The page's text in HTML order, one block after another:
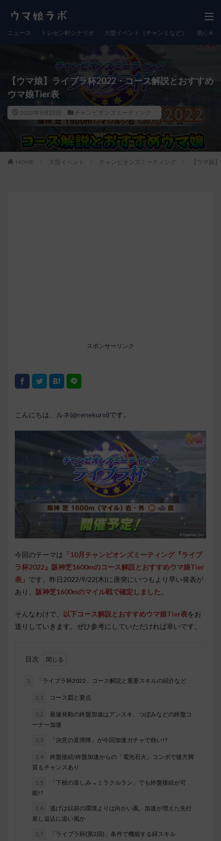
ニュース トレセン軒シナリオ 大型イベント（チャンミなど） 初心者
【ウマ娘】ライブラ杯2022・コース解説とおすすめ
ウマ娘Tier表
2022年9月23日 チャンピオンズミーティング
HOME 大型イベント チャンピオンズミーティング 【ウマ娘
スポンサーリンク
こんにちは、ルネ(@renekuroi)です。
今回のテーマは 「10月チャンピオンズミーティング『ライブ
ラ杯2022 』 阪神芝1600mのコース解説とおすすめウマ娘Tier
表」 です。昨日2022/9/22(木)に唐突にいつもより早い発表が
あり、 阪神芝1600mのマイル戦で確定しました。
そんなわけで、 以下コース解説とおすすめウマ娘Tier表をお
送りしていきます。 ぜひ参考にしていただければ幸いです。
目次
1 「ライブラ杯2022」コース解説と重要スキルの紹介など
1.1 コース図と要点
1.2
最速発動の終盤加速はアンスキ、つぼみなどの終盤コ
ーナー加速
1.3 「決意の直滑降」が今回加速ガチャで熱い!?
1.4
終盤接続/終盤加速からの「電光石火」コンボで後方脚
質もチャンスあり
1.5
「下校の楽しみ→ミラクルラン」でも終盤接続が可
能!?
1.6
逃げは以前の環境よりは向かい風。加速が増えた先行
差し追込に追い風か
1.7 「ライブラ杯(第2回)」条件で機能する緑スキル